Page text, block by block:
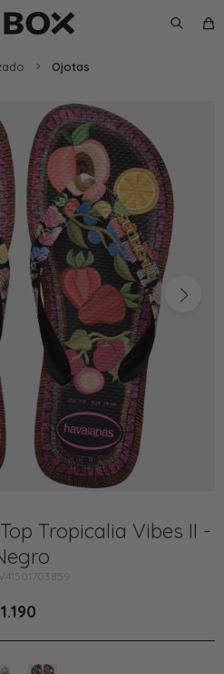
Ojotas
Tropicalia Vibes II -
1.190